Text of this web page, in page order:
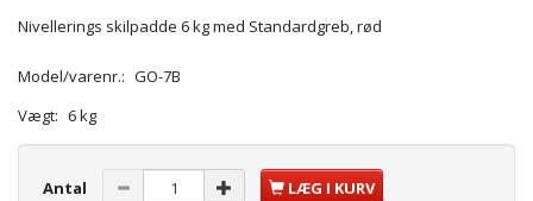
Nivellerings skilpadde 6 kg med Standardgreb, rød
Model/varenr.: GO-7B
Vægt: 6 kg
Antal LÆG I KURV